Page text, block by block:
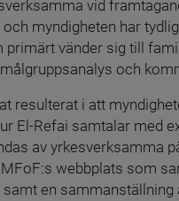
vid
myndigheten har
vänder sig till
och
resulterat i att
El-Refai samtalar med
av yrkesverksamma
webbplats som
en sammanställning